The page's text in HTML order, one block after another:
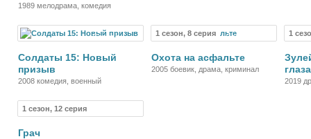
1989 мелодрама, комедия
Сериал
Солдаты 15: Новый
призыв
2008 комедия, военный
1 сезон, 8 серия Сериал
Охота на асфальте
2005 боевик, драма, криминал
1
глаза
2019
1 сезон, 12 серия
Грач